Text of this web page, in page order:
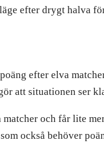
efter drygt halva
efter elva
att situationen ser
och får lite
också behöver